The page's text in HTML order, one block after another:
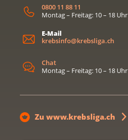
0800 11 88 11
Montag – Freitag: 10 – 18 Uhr
E-Mail
krebsinfo@krebsliga.ch
Chat
Montag – Freitag: 10 – 18 Uhr
Zu www.krebsliga.ch